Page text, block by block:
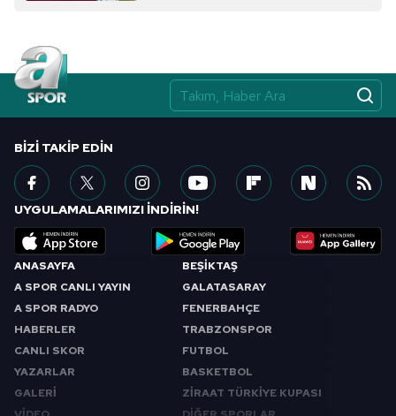
ANASAYFA
A SPOR CANLI YAYIN
A SPOR RADYO
HABERLER
CANLI SKOR
YAZARLAR
GALERİ
BEŞİKTAŞ
GALATASARAY
FENERBAHÇE
TRABZONSPOR
FUTBOL
BASKETBOL
ZİRAAT TÜRKİYE KUPASI
BIZI TAKIP EDIN
UYGULAMALARIMIZI İNDİRİN!